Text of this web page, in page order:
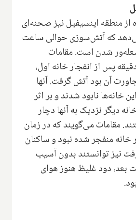
از منطقه اینسیفیل نیز صحنه‌ای
که آتش‌سوزی حوالی ساعت
شدن است. مقامات
پس از انفجار خانه اول،
آن بود آتش گرفت. آنها
خانه‌ها نابود شدند و بر اثر
دیگر نزدیک به آنها دچار
مقامات می‌گویند که در زمان
منفجر شده نبود و ساکنان
نیز توانستند بدون آسیب
بعد، دود غلیظ هنوز هوای